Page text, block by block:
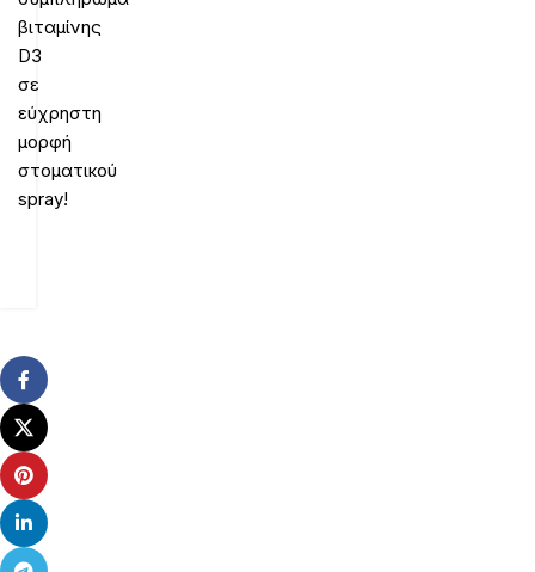
βιταμίνης
D3
σε
εύχρηστη
μορφή
στοματικού
spray!